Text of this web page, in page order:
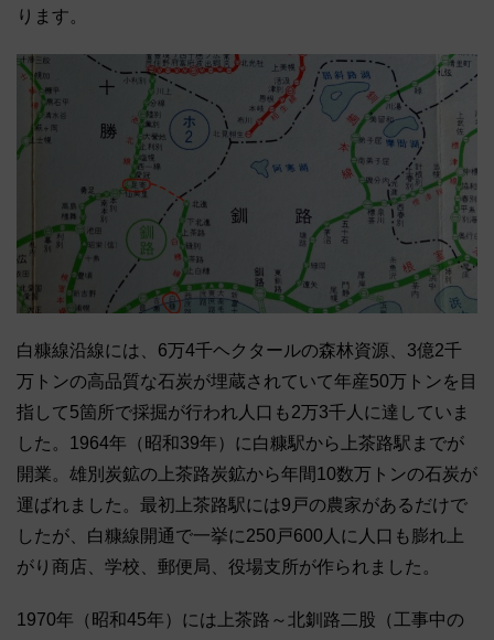
ります。
白糠線沿線には、6万4千ヘクタールの森林資源、3億2千
万トンの高品質な石炭が埋蔵されていて年産50万トンを目
指して5箇所で採掘が行われ人口も2万3千人に達していま
した。1964年（昭和39年）に白糠駅から上茶路駅までが
開業。雄別炭鉱の上茶路炭鉱から年間10数万トンの石炭が
運ばれました。最初上茶路駅には9戸の農家があるだけで
したが、白糠線開通で一挙に250戸600人に人口も膨れ上
がり商店、学校、郵便局、役場支所が作られました。
1970年（昭和45年）には上茶路～北釧路二股（工事中の